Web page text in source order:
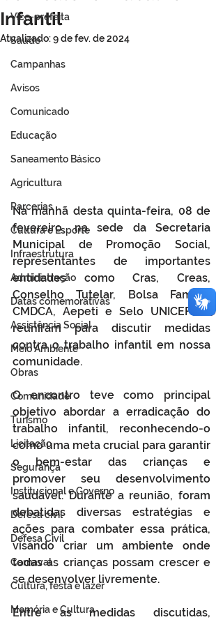
Vice-prefeita
Saúde
Campanhas
Avisos
Comunicado
Educação
Saneamento Básico
Agricultura
Parcerias
Cultura e Esporte
Infraestrutura
Administração
Datas comemorativas
Assistência Social
Meio Ambiente
Obras
Comunidade
Turismo
Licitação
Segurança
Institucional e Governo
Defesa cívil
Defesa Civil
Carnaval
Cultura, festa e lazer
Memória e Cultura
Infantil
Atualizado:9 de fev. de 2024
Na manhã desta quinta-feira, 08 de
fevereiro, na sede da Secretaria
Municipal de Promoção Social,
representantes de importantes
entidades como Cras, Creas,
Conselho Tutelar, Bolsa Família,
CMDCA, Aepeti e Selo UNICEF se
reuniram para discutir medidas
contra o trabalho infantil em nossa
comunidade.
O encontro teve como principal
objetivo abordar a erradicação do
trabalho infantil, reconhecendo-o
como uma meta crucial para garantir
o bem-estar das crianças e
promover seu desenvolvimento
saudável. Durante a reunião, foram
debatidas diversas estratégias e
ações para combater essa prática,
visando criar um ambiente onde
todas as crianças possam crescer e
se desenvolver livremente.
Entre as medidas discutidas,